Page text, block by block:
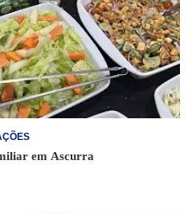
em Ascurra